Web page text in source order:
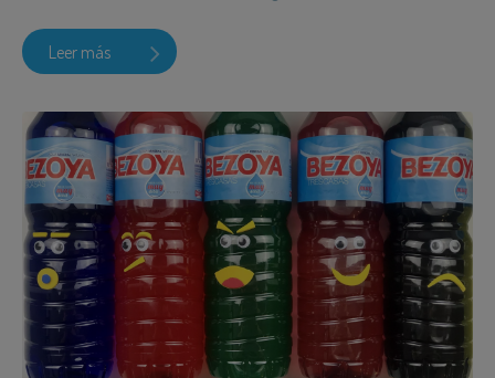
Leer más